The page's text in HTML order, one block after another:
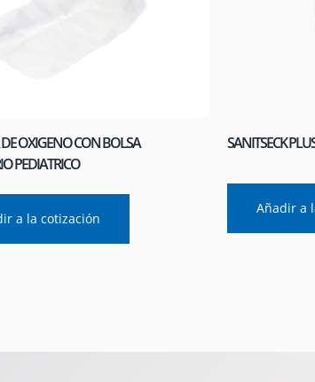
OXIGENO CON BOLSA
PEDIATRICO
a la cotización
SANITSECK
Añadir a